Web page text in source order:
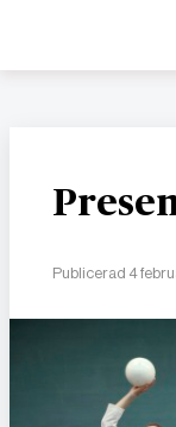
Publicerad 4